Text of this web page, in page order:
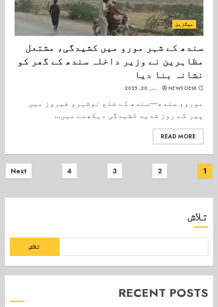
میگزین
سندھ کے شہر مورو میں کشیدگی، مشتعل
مظاہرین نے وزیر داخلہ سندھ کے گھر کو
نشانہ بنا دیا
NEWS DESK مئی 20, 2025
مورو، سندھ—سندھ کے ضلع نوشہرو فیروز میں
پیر کے روز شدید کشیدگی دیکھنے میں...
READ MORE
Posts
1
2
3
4
Next
تلاش
تلاش
RECENT POSTS